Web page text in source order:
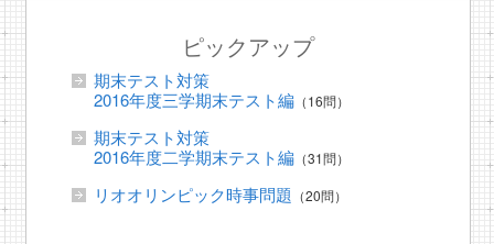
ピックアップ
期末テスト対策
2016年度三学期末テスト編（16問）
期末テスト対策
2016年度二学期末テスト編（31問）
リオオリンピック時事問題 （20問）